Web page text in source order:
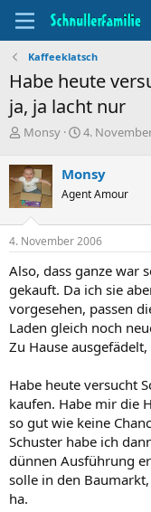
Kaffeeklatsch
Habe heute
ja, ja lacht nur
T
e
m
e
n
s
t
r
t
e
r
Monsy
B
i
n
d
a
u
m
4.
Monsy
Agent Amour
4. November 2006
Also, dass ganze war
gekauft. Da ich sie
vorgesehen, passen
Laden gleich noch
Zu Hause
Habe heute versucht
kaufen. Habe mir die
so gut wie keine
Schuster habe ich
dünnen Ausführung
solle in den
ha.